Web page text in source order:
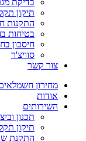
בדיקת
תיקון
התקנות
בטיחות
חיסכון
סוויצ'ר
צור קשר
מחירון חשמלאים
אודות
השירותים
תכנון
תיקון
התקנת